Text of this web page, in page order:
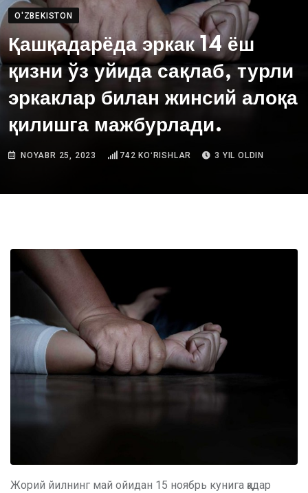
O'ZBEKISTON
Қашқадарёда эркак 14 ёш
қизни ўз уйида сақлаб, турли
эркаклар билан жинсий алоқа
қилишга мажбурлади.
NOYABR 25, 2023 742 KOʻRISHLAR 3 YIL OLDIN
Жорий йилнинг май ойидан 15 ноябрь кунига қадар